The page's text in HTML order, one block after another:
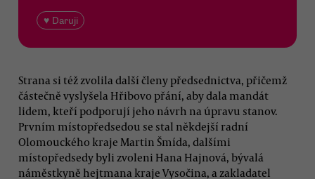
♥ Daruji
Strana si též zvolila další členy předsednictva, přičemž
částečně vyslyšela Hřibovo přání, aby dala mandát
lidem, kteří podporují jeho návrh na úpravu stanov.
Prvním místopředsedou se stal někdejší radní
Olomouckého kraje Martin Šmída, dalšími
místopředsedy byli zvoleni Hana Hajnová, bývalá
náměstkyně hejtmana kraje Vysočina, a zakladatel